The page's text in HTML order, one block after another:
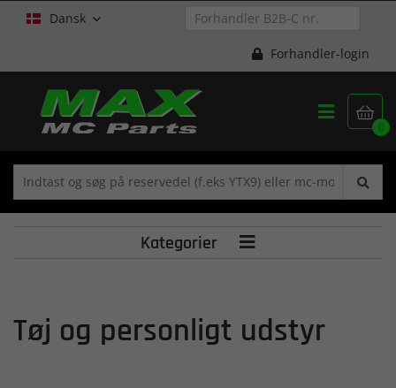
Dansk 
Forhandler-login

0

Kategorier 
Tøj og personligt udstyr